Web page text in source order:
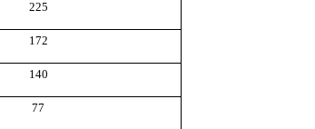
225
172
140
77